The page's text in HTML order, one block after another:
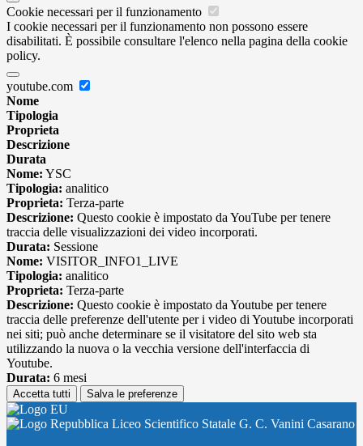
Cookie necessari per il funzionamento
I cookie necessari per il funzionamento non possono essere
disabilitati. È possibile consultare l'elenco nella pagina della cookie
policy.
youtube.com
Nome
Tipologia
Proprieta
Descrizione
Durata
Nome: YSC
Tipologia: analitico
Proprieta: Terza-parte
Descrizione: Questo cookie è impostato da YouTube per tenere
traccia delle visualizzazioni dei video incorporati.
Durata: Sessione
Nome: VISITOR_INFO1_LIVE
Tipologia: analitico
Proprieta: Terza-parte
Descrizione: Questo cookie è impostato da Youtube per tenere
traccia delle preferenze dell'utente per i video di Youtube incorporati
nei siti; può anche determinare se il visitatore del sito web sta
utilizzando la nuova o la vecchia versione dell'interfaccia di
Youtube.
Durata: 6 mesi
Accetta tutti Salva le preferenze
Liceo Scientifico Statale G. C. Vanini Casarano